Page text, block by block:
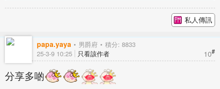
私人傳訊
papa.yaya 男爵府 積分: 8833
10#
25-3-9 10:25 只看該作者
分享多啲